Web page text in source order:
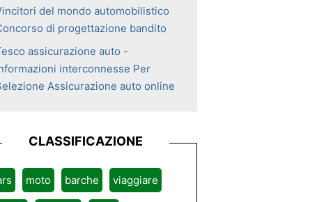
del mondo automobilistico
di progettazione bandito
assicurazione auto -
interconnesse Per
Assicurazione auto online
CLASSIFICAZIONE
moto barche viaggiare